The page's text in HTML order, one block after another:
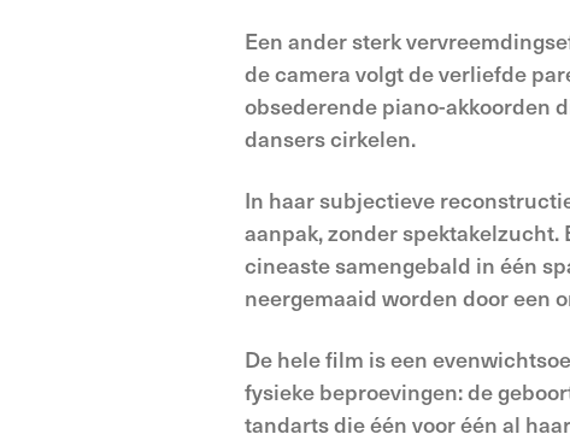
Een ander sterk
de camera volgt de verliefde
obsederende piano-akkoorden
dansers cirkelen.
In haar subjectieve
aanpak, zonder spektakelzucht.
cineaste samengebald in één
neergemaaid worden door een
De hele film is een
fysieke beproevingen: de
tandarts die één voor één al